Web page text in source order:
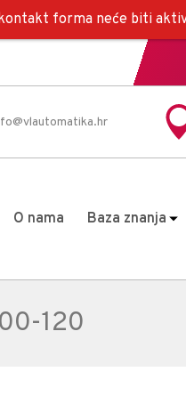
O nama Baza znanja
120
forma neće biti